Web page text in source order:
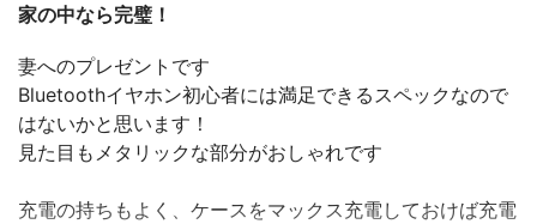
家の中なら完璧！
妻へのプレゼントです
Bluetoothイヤホン初心者には満足できるスペックなので
はないかと思います！
見た目もメタリックな部分がおしゃれです
充電の持ちもよく、ケースをマックス充電しておけば充電